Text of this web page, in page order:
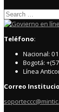
Search
for:
Teléfono:
Nacional:
Bogotá:
Línea
Correo